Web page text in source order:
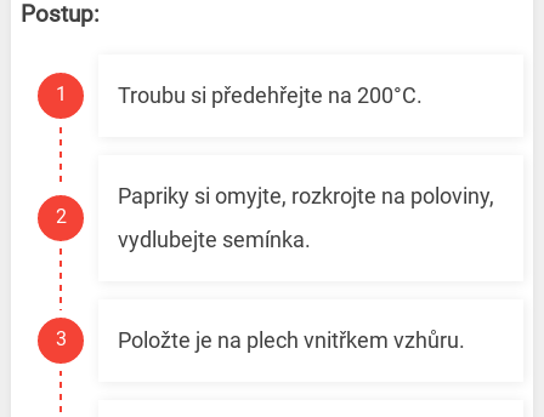
Postup:
Troubu si předehřejte na 200°C.
Papriky si omyjte, rozkrojte na poloviny,
vydlubejte semínka.
Položte je na plech vnitřkem vzhůru.